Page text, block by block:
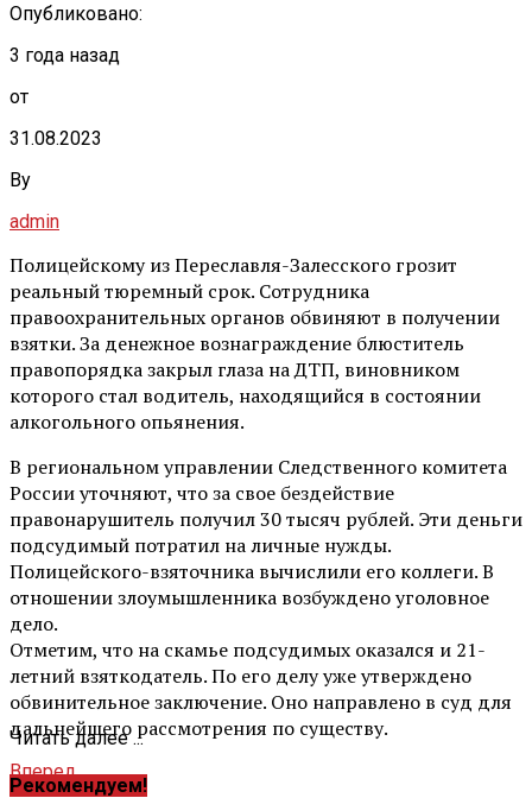
Опубликовано:
3 года назад
от
31.08.2023
By
admin
Полицейскому из Переславля-Залесского грозит
реальный тюремный срок. Сотрудника
правоохранительных органов обвиняют в получении
взятки. За денежное вознаграждение блюститель
правопорядка закрыл глаза на ДТП, виновником
которого стал водитель, находящийся в состоянии
алкогольного опьянения.
В региональном управлении Следственного комитета
России уточняют, что за свое бездействие
правонарушитель получил 30 тысяч рублей. Эти деньги
подсудимый потратил на личные нужды.
Полицейского-взяточника вычислили его коллеги. В
отношении злоумышленника возбуждено уголовное
дело.
Отметим, что на скамье подсудимых оказался и 21-
летний взяткодатель. По его делу уже утверждено
обвинительное заключение. Оно направлено в суд для
дальнейшего рассмотрения по существу.
Вперед
Читать далее ...
Рекомендуем!